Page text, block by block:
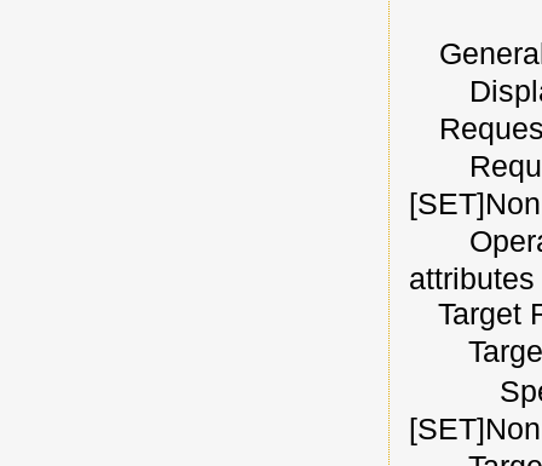
attributes
Target
Target